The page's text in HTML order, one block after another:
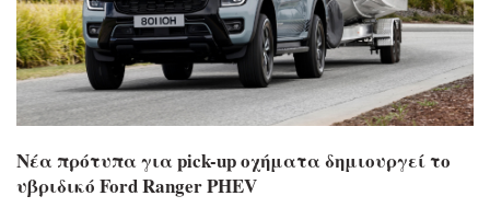
Νέα πρότυπα για pick-up οχήματα δημιουργεί το
υβριδικό Ford Ranger PHEV